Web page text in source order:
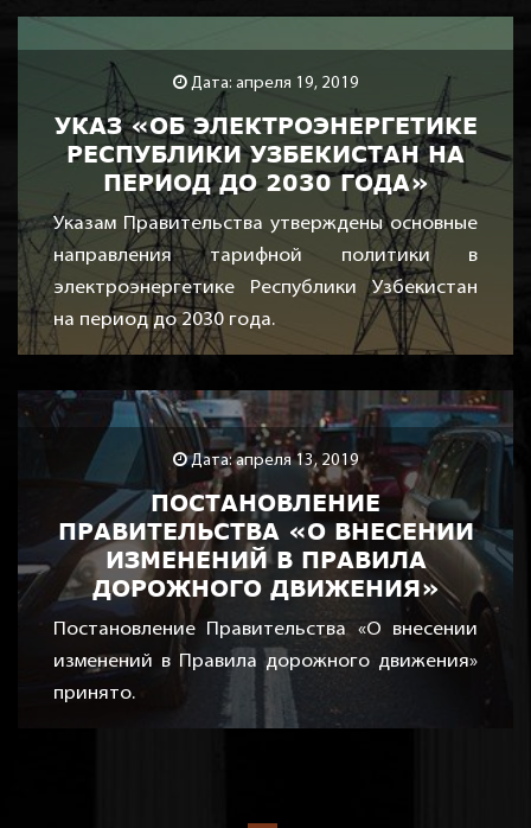
Дата: апреля 19, 2019
УКАЗ «ОБ ЭЛЕКТРОЭНЕРГЕТИКЕ
РЕСПУБЛИКИ УЗБЕКИСТАН НА
ПЕРИОД ДО 2030 ГОДА»
Указам Правительства утверждены основные
направления тарифной политики в
электроэнергетике Республики Узбекистан
на период до 2030 года.
Дата: апреля 13, 2019
ПОСТАНОВЛЕНИЕ
ПРАВИТЕЛЬСТВА «О ВНЕСЕНИИ
ИЗМЕНЕНИЙ В ПРАВИЛА
ДОРОЖНОГО ДВИЖЕНИЯ»
Постановление Правительства «О внесении
изменений в Правила дорожного движения»
принято.